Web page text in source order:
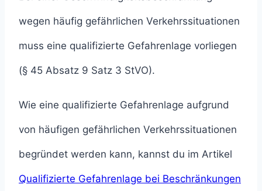
wegen häufig gefährlichen Verkehrssituationen
muss eine qualifizierte Gefahrenlage vorliegen
(§ 45 Absatz 9 Satz 3 StVO).
Wie eine qualifizierte Gefahrenlage aufgrund
von häufigen gefährlichen Verkehrssituationen
begründet werden kann, kannst du im Artikel
Qualifizierte Gefahrenlage bei Beschränkungen